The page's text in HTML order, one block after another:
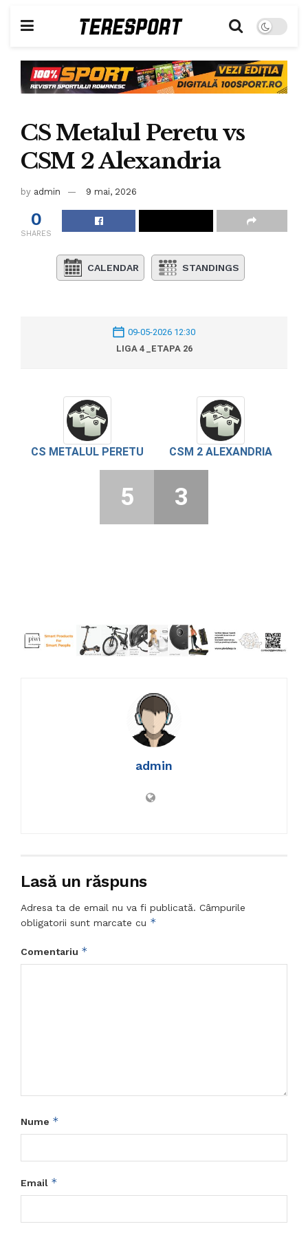
CS Metalul Peretu vs
CSM 2 Alexandria
by admin 9 mai, 2026
0
SHARES
CALENDAR STANDINGS
09-05-2026 12:30
LIGA 4 _ETAPA 26
CS METALUL PERETU CSM 2 ALEXANDRIA
5 3
admin
Lasă un răspuns
Adresa ta de email nu va fi publicată. Câmpurile
obligatorii sunt marcate cu *
Comentariu *
Nume *
Email *